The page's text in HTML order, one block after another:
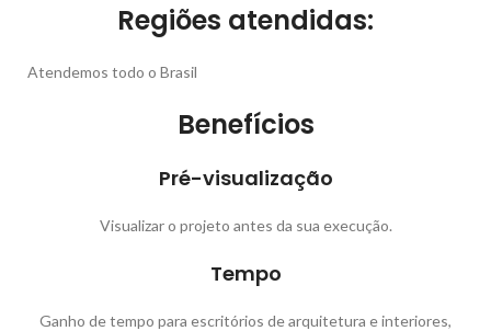
Regiões atendidas:
Atendemos todo o Brasil
Benefícios
Pré-visualização
Visualizar o projeto antes da sua execução.
Tempo
Ganho de tempo para escritórios de arquitetura e interiores,